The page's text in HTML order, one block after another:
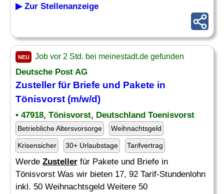
▶ Zur Stellenanzeige
NEU Job vor 2 Std. bei meinestadt.de gefunden
Deutsche Post AG
Zustellerfür Briefe und Pakete in
Tönisvorst (m/w/d)
• 47918, Tönisvorst, Deutschland Toenisvorst
Betriebliche Altersvorsorge Weihnachtsgeld
Krisensicher 30+ Urlaubstage Tarifvertrag
Werde Zusteller für Pakete und Briefe in
Tönisvorst Was wir bieten 17, 92 Tarif-Stundenlohn
inkl. 50 Weihnachtsgeld Weitere 50